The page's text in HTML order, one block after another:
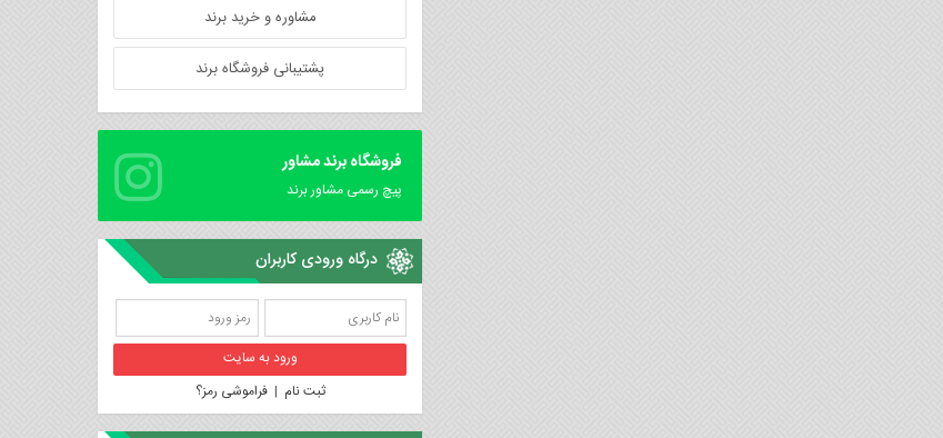
مشاوره و خرید برند
پشتیبانی فروشگاه برند
فروشگاه برند مشاور
پیچ رسمی مشاور برند
درگاه ورودی کاربران
ثبت نام |فراموشی رمز؟